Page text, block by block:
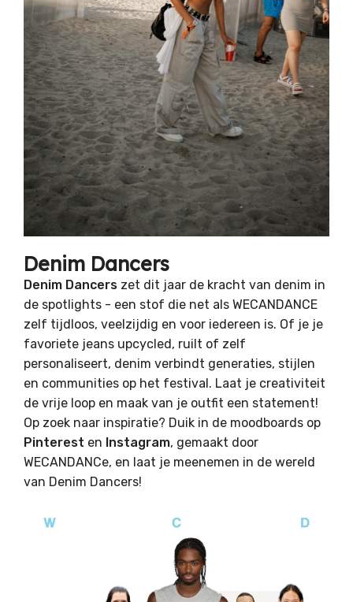
Denim Dancers
Denim Dancers zet dit jaar de kracht van denim in
de spotlights - een stof die net als WECANDANCE
zelf tijdloos, veelzijdig en voor iedereen is. Of je je
favoriete jeans upcycled, ruilt of zelf
personaliseert, denim verbindt generaties, stijlen
en communities op het festival. Laat je creativiteit
de vrije loop en maak van je outfit een statement!
Op zoek naar inspiratie? Duik in de moodboards op
Pinterest en Instagram, gemaakt door
WECANDANCe, en laat je meenemen in de wereld
van Denim Dancers!